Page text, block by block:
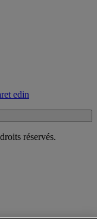
edin
réservés.